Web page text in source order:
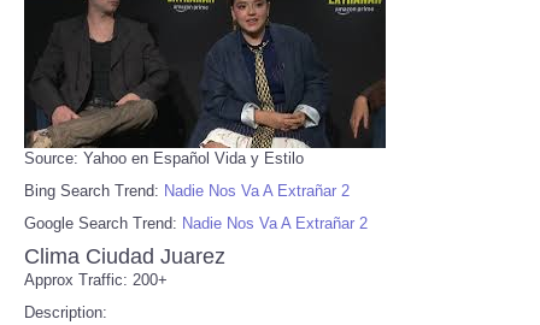
Source: Yahoo en Español Vida y Estilo
Bing Search Trend: Nadie Nos Va A Extrañar 2
Google Search Trend: Nadie Nos Va A Extrañar 2
Clima Ciudad Juarez
Approx Traffic: 200+
Description: